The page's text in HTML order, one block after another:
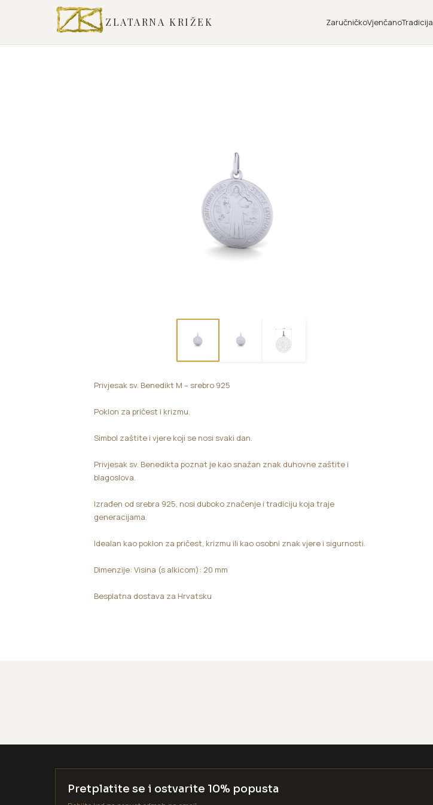
ZLATARNA KRIŽEK ZaručničkoVjenčanoTradicija
Privjesak sv. Benedikt M – srebro 925
Poklon za pričest i krizmu.
Simbol zaštite i vjere koji se nosi svaki dan.
Privjesak sv. Benedikta poznat je kao snažan znak duhovne zaštite i
blagoslova.
Izrađen od srebra 925, nosi duboko značenje i tradiciju koja traje
generacijama.
Idealan kao poklon za pričest, krizmu ili kao osobni znak vjere i sigurnosti.
Dimenzije: Visina (s alkicom): 20 mm
Besplatna dostava za Hrvatsku
Pretplatite se i ostvarite 10% popusta